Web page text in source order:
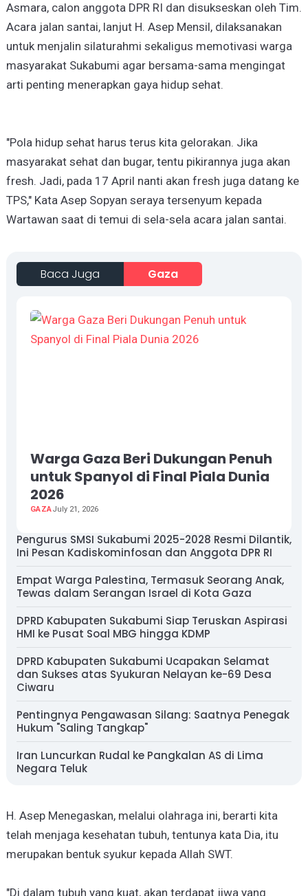
Asmara, calon anggota DPR RI dan disukseskan oleh Tim.
Acara jalan santai, lanjut H. Asep Mensil, dilaksanakan
untuk menjalin silaturahmi sekaligus memotivasi warga
masyarakat Sukabumi agar bersama-sama mengingat
arti penting menerapkan gaya hidup sehat.
"Pola hidup sehat harus terus kita gelorakan. Jika
masyarakat sehat dan bugar, tentu pikirannya juga akan
fresh. Jadi, pada 17 April nanti akan fresh juga datang ke
TPS," Kata Asep Sopyan seraya tersenyum kepada
Wartawan saat di temui di sela-sela acara jalan santai.
Baca Juga Gaza
Warga Gaza Beri Dukungan Penuh
untuk Spanyol di Final Piala Dunia
2026
GAZAJuly 21, 2026
Pengurus SMSI Sukabumi 2025-2028 Resmi Dilantik,
Ini Pesan Kadiskominfosan dan Anggota DPR RI
Empat Warga Palestina, Termasuk Seorang Anak,
Tewas dalam Serangan Israel di Kota Gaza
DPRD Kabupaten Sukabumi Siap Teruskan Aspirasi
HMI ke Pusat Soal MBG hingga KDMP
DPRD Kabupaten Sukabumi Ucapakan Selamat
dan Sukses atas Syukuran Nelayan ke-69 Desa
Ciwaru
Pentingnya Pengawasan Silang: Saatnya Penegak
Hukum "Saling Tangkap"
Iran Luncurkan Rudal ke Pangkalan AS di Lima
Negara Teluk
H. Asep Menegaskan, melalui olahraga ini, berarti kita
telah menjaga kesehatan tubuh, tentunya kata Dia, itu
merupakan bentuk syukur kepada Allah SWT.
"Di dalam tubuh yang kuat, akan terdapat jiwa yang